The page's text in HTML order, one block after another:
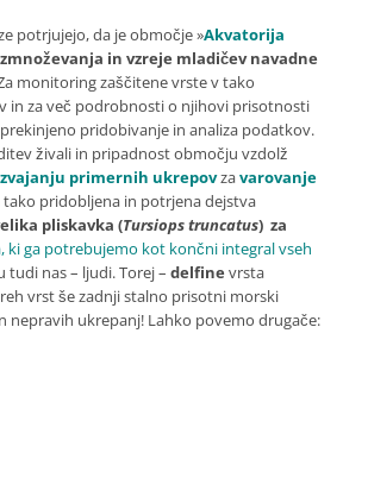
potrjujejo, da je območje »Akvatorija
in vzreje mladičev navadne
monitoring zaščitene vrste v tako
in za več podrobnosti o njihovi prisotnosti
pridobivanje in analiza podatkov.
živali in pripadnost območju vzdolž
primernih ukrepovzavarovanje
pridobljena in potrjena dejstva
pliskavka (Tursiops truncatus) za
ki ga potrebujemo kot končni integral vseh
nas – ljudi. Torej – delfine vrsta
vrst še zadnji stalno prisotni morski
nepravih ukrepanj! Lahko povemo drugače: